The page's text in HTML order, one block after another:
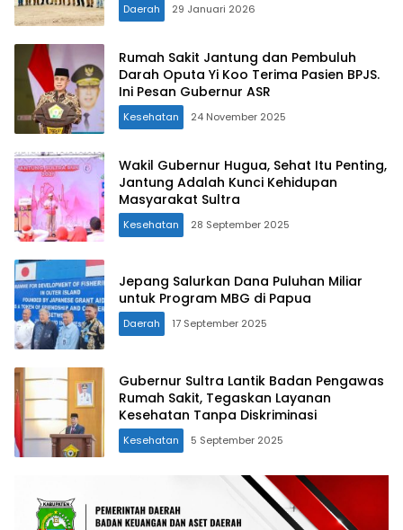
Daerah 29 Januari 2026
Rumah Sakit Jantung dan Pembuluh
Darah Oputa Yi Koo Terima Pasien BPJS.
Ini Pesan Gubernur ASR
Kesehatan 24 November 2025
Wakil Gubernur Hugua, Sehat Itu Penting,
Jantung Adalah Kunci Kehidupan
Masyarakat Sultra
Kesehatan 28 September 2025
Jepang Salurkan Dana Puluhan Miliar
untuk Program MBG di Papua
Daerah 17 September 2025
Gubernur Sultra Lantik Badan Pengawas
Rumah Sakit, Tegaskan Layanan
Kesehatan Tanpa Diskriminasi
Kesehatan 5 September 2025